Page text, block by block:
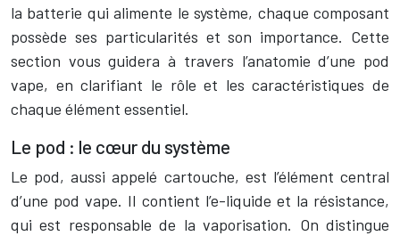
la batterie qui alimente le système, chaque composant
possède ses particularités et son importance. Cette
section vous guidera à travers l’anatomie d’une pod
vape, en clarifiant le rôle et les caractéristiques de
chaque élément essentiel.
Le pod : le cœur du système
Le pod, aussi appelé cartouche, est l’élément central
d’une pod vape. Il contient l’e-liquide et la résistance,
qui est responsable de la vaporisation. On distingue